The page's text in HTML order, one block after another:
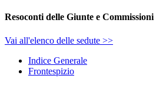
Resoconti delle Giunte e Commissioni
Vai all'elenco delle sedute >>
Indice Generale
Frontespizio